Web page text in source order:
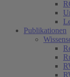
Publikationen